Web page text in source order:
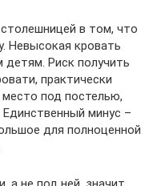
в том, что
Невысокая кровать
Риск получить
практически
под постелью,
минус –
для полноценной